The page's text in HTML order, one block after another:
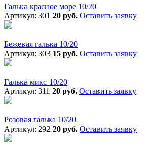
Галька красное море 10/20
Артикул: 301 20 руб. Оставить заявку
Бежевая галька 10/20
Артикул: 303 15 руб. Оставить заявку
Галька микс 10/20
Артикул: 311 20 руб. Оставить заявку
Розовая галька 10/20
Артикул: 292 20 руб. Оставить заявку